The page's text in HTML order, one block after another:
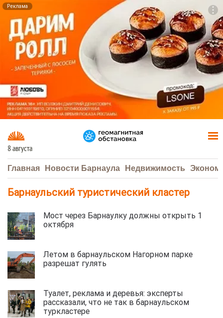
Реклама
8 августа
Главная Новости Барнаула Недвижимость
Барнаульский туристический кластер
Мост через Барнаулку должны открыть 1
октября
Летом в барнаульском Нагорном парке
разрешат гулять
Туалет, реклама и деревья: эксперты
рассказали, что не так в барнаульском
туркластере